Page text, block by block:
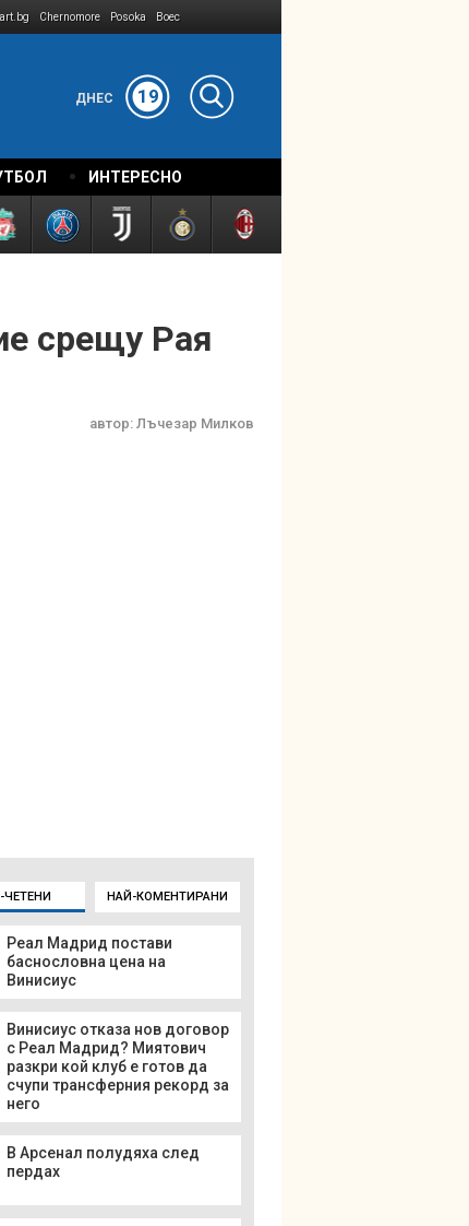
Chernomore Posoka Boec
ДНЕС 19
ИНТЕРЕСНО
срещу Рая
автор: Лъчезар Милков
ЧЕТЕНИ НАЙ-КОМЕНТИРАНИ
Реал Мадрид постави
баснословна цена на
Винисиус
Винисиус отказа нов договор
с Реал Мадрид? Миятович
разкри кой клуб е готов да
счупи трансферния рекорд за
него
В Арсенал полудяха след
пердах